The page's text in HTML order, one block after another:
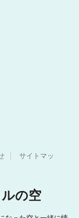
サイトマッ
の空